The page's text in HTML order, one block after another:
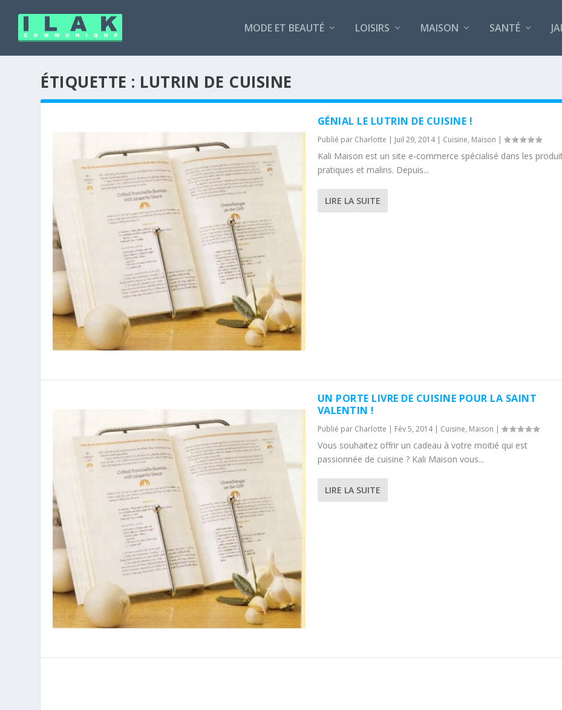
MODE ET BEAUTÉ LOISIRS MAISON SANTÉ
ÉTIQUETTE : LUTRIN DE CUISINE
GÉNIAL LE LUTRIN DE CUISINE !
Publié par Charlotte | Juil 29, 2014| Cuisine, Maison |
Kali Maison est un site e-commerce spécialisé dans les
pratiques et malins. Depuis...
LIRE LA SUITE
UN PORTE LIVRE DE CUISINE POUR LA SAINT
VALENTIN !
Publié par Charlotte | Fév 5, 2014| Cuisine, Maison |
Vous souhaitez offrir un cadeau à votre moitié qui est
passionnée de cuisine ? Kali Maison vous...
LIRE LA SUITE